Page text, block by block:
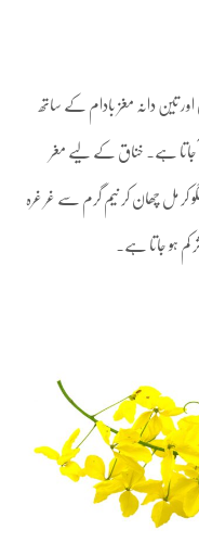
املتاس کو 9 ماشہ مویز منقیٰ اور تین دانہ مغز بادام کے ساتھ
ہے۔ خناق کے لیے مغر
کر مل چھان کر نیم گرم سے غر غرہ
ہو جاتا ہے۔